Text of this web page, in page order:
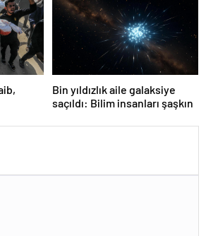
Bin yıldızlık aile galaksiye
saçıldı: Bilim insanları şaşkın